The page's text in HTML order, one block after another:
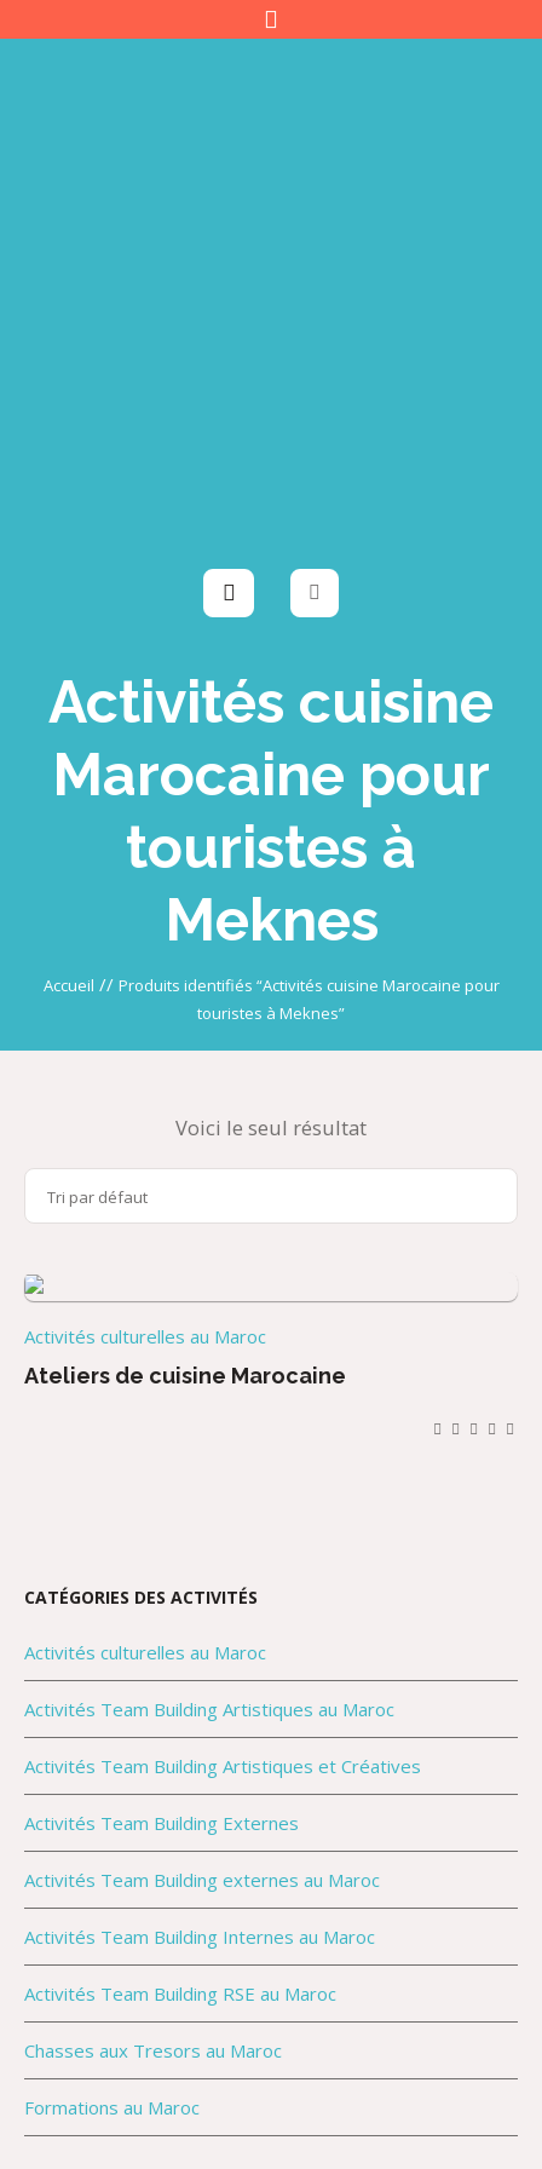
Activités cuisine
Marocaine pour
touristes à
Meknes
Accueil // Produits identifiés “Activités cuisine Marocaine pour
touristes à Meknes”
Voici le seul résultat
Activités culturelles au Maroc
Ateliers de cuisine Marocaine
CATÉGORIES DES ACTIVITÉS
Activités culturelles au Maroc
Activités Team Building Artistiques au Maroc
Activités Team Building Artistiques et Créatives
Activités Team Building Externes
Activités Team Building externes au Maroc
Activités Team Building Internes au Maroc
Activités Team Building RSE au Maroc
Chasses aux Tresors au Maroc
Formations au Maroc